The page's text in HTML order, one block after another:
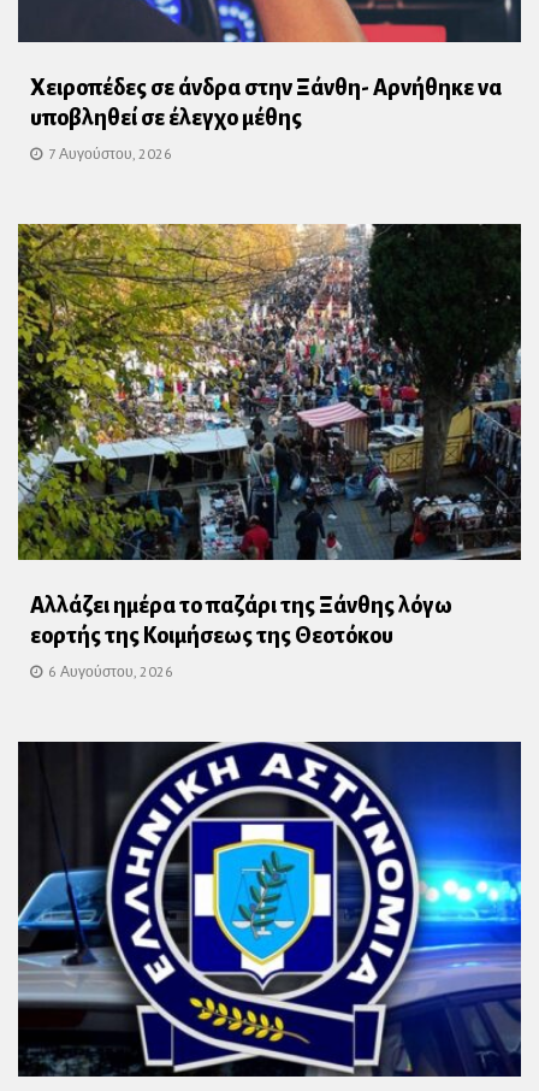
Χειροπέδες σε άνδρα στην Ξάνθη- Αρνήθηκε να
υποβληθεί σε έλεγχο μέθης
7 Αυγούστου, 2026
Αλλάζει ημέρα το παζάρι της Ξάνθης λόγω
εορτής της Κοιμήσεως της Θεοτόκου
6 Αυγούστου, 2026